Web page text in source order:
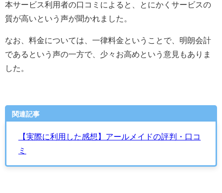
本サービス利用者の口コミによると、とにかくサービスの
質が高いという声が聞かれました。
なお、料金については、一律料金ということで、明朗会計
であるという声の一方で、少々お高めという意見もありま
した。
関連記事
【実際に利用した感想】アールメイドの評判・口コ
ミ